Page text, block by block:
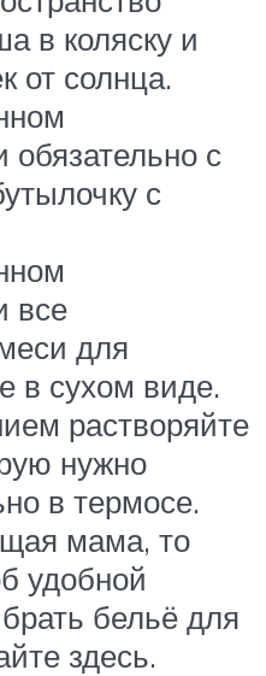
в коляску и
от солнца.
обязательно с
с
все
для
в сухом виде.
растворяйте
нужно
в термосе.
мама, то
удобной
бельё для
здесь.